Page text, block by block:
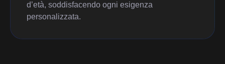
d’età, soddisfacendo ogni esigenza
personalizzata.